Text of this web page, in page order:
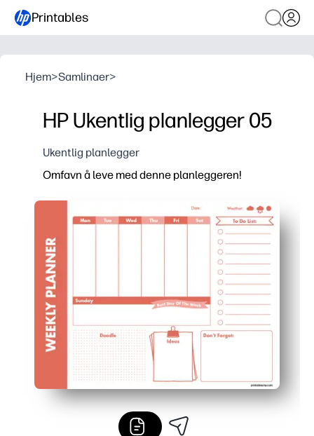
Printables
Hjem>Samlinaer>
HP Ukentlig planlegger 05
Ukentlig planlegger
Omfavn å leve med denne planleggeren!